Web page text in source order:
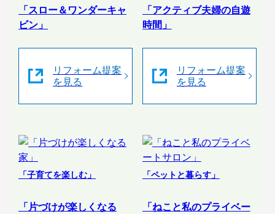
「スロー＆ワンダーキャ
ビン」
リフォーム提案
を見る
「アクティブ夫婦の自遊
時間」
リフォーム提案
を見る
「子育てを楽しむ」
「片づけが楽しくなる
「ペットと暮らす」
「ねこと私のプライベー